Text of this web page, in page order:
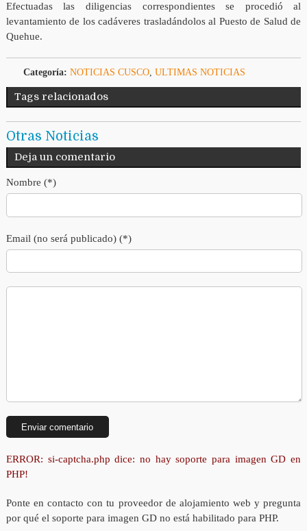
Efectuadas las diligencias correspondientes se procedió al
levantamiento de los cadáveres trasladándolos al Puesto de Salud de
Quehue.
Categoría: NOTICIAS CUSCO, ULTIMAS NOTICIAS
Tags relacionados
Otras Noticias
Deja un comentario
Nombre (*)
Email (no será publicado) (*)
ERROR: si-captcha.php dice: no hay soporte para imagen GD en
PHP!
Ponte en contacto con tu proveedor de alojamiento web y pregunta
por qué el soporte para imagen GD no está habilitado para PHP.